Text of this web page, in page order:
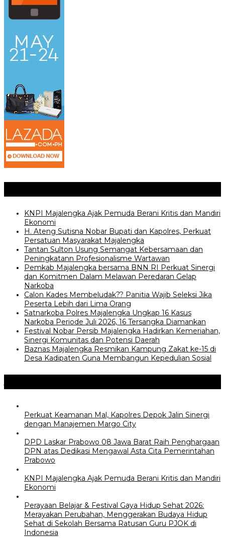
KNPI Majalengka Ajak Pemuda Berani Kritis dan Mandiri
Ekonomi
H. Ateng Sutisna Nobar Bupati dan Kapolres, Perkuat
Persatuan Masyarakat Majalengka
‎Tantan Sulton Usung Semangat Kebersamaan dan
Peningkatann Profesionalisme Wartawan
Pemkab Majalengka bersama BNN RI Perkuat Sinergi
dan Komitmen Dalam Melawan Peredaran Gelap
Narkoba
‎Calon Kades Membeludak?? Panitia Wajib Seleksi Jika
Peserta Lebih dari Lima Orang
Satnarkoba Polres Majalengka Ungkap 16 Kasus
Narkoba Periode Juli 2026, 16 Tersangka Diamankan
Festival Nobar Persib Majalengka Hadirkan Kemeriahan,
Sinergi Komunitas dan Potensi Daerah
Baznas Majalengka Resmikan Kampung Zakat ke-15 di
Desa Kadipaten Guna Membangun Kepedulian Sosial
Perkuat Keamanan Mal, Kapolres Depok Jalin Sinergi
dengan Manajemen Margo City
DPD Laskar Prabowo 08 Jawa Barat Raih Penghargaan
DPN atas Dedikasi Mengawal Asta Cita Pemerintahan
Prabowo
KNPI Majalengka Ajak Pemuda Berani Kritis dan Mandiri
Ekonomi
Perayaan Belajar & Festival Gaya Hidup Sehat 2026:
Merayakan Perubahan, Menggerakan Budaya Hidup
Sehat di Sekolah Bersama Ratusan Guru PJOK di
Indonesia